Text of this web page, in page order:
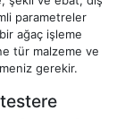
parametreler
ağaç işleme
tür malzeme ve
gerekir.